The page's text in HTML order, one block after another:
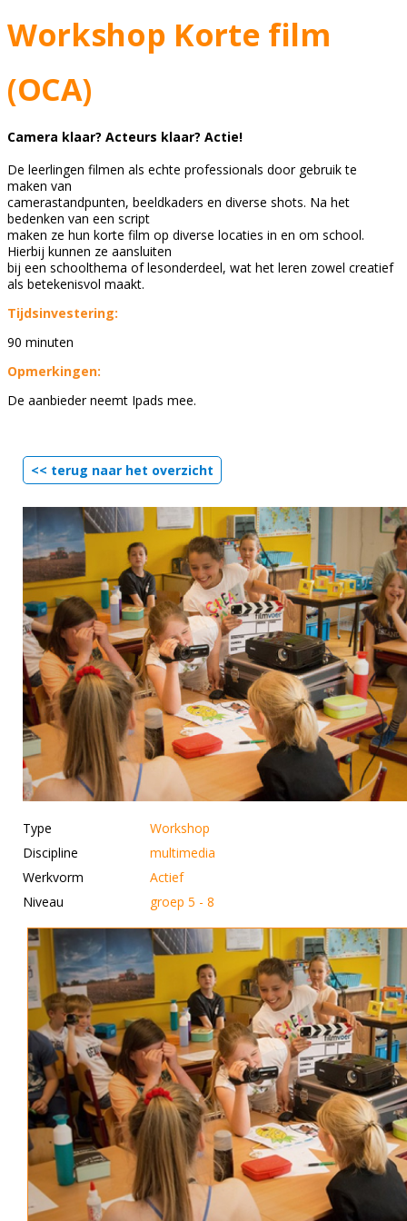
Workshop Korte film
(OCA)
Camera klaar? Acteurs klaar? Actie!
De leerlingen filmen als echte professionals door gebruik te
maken van
camerastandpunten, beeldkaders en diverse shots. Na het
bedenken van een script
maken ze hun korte film op diverse locaties in en om school.
Hierbij kunnen ze aansluiten
bij een schoolthema of lesonderdeel, wat het leren zowel creatief
als betekenisvol maakt.
Tijdsinvestering:
90 minuten
Opmerkingen:
De aanbieder neemt Ipads mee.
<< terug naar het overzicht
Type
Workshop
Discipline
multimedia
Werkvorm
Actief
Niveau
groep 5 - 8